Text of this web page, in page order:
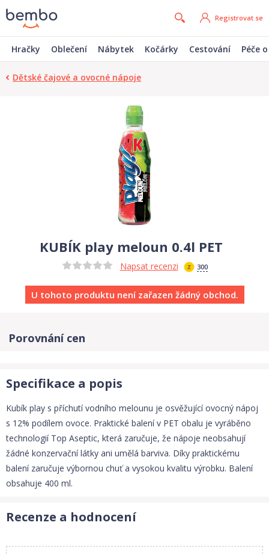
Registrovat se
Hračky Oblečení Nábytek Kočárky Cestování Péče
Dětské čajové a ovocné nápoje
KUBÍK play meloun 0.4l PET
Napsat recenzi 300
U tohoto produktu není zařazen žádný obchod.
Porovnání cen
Specifikace a popis
Kubík play s příchutí vodního melounu je osvěžující ovocný nápoj
s 12% podílem ovoce. Praktické balení v PET obalu je vyráběno
technologií Top Aseptic, která zaručuje, že nápoje neobsahují
žádné konzervační látky ani umělá barviva. Díky praktickému
balení zaručuje výbornou chuť a vysokou kvalitu výrobku. Balení
obsahuje 400 ml.
Recenze a hodnocení